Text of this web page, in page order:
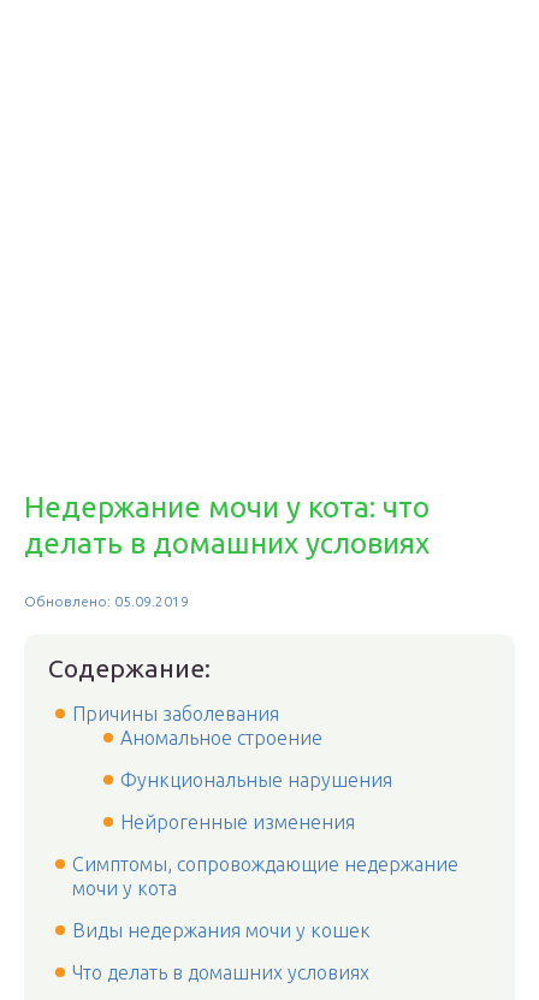
Недержание мочи у кота: что
делать в домашних условиях
Обновлено: 05.09.2019
Содержание:
Причины заболевания
Аномальное строение
Функциональные нарушения
Нейрогенные изменения
Симптомы, сопровождающие недержание
мочи у кота
Виды недержания мочи у кошек
Что делать в домашних условиях